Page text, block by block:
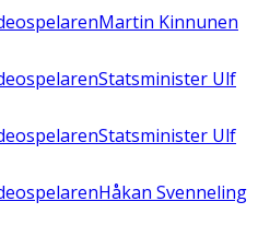
Martin Kinnunen
Statsminister Ulf
Statsminister Ulf
Håkan Svenneling